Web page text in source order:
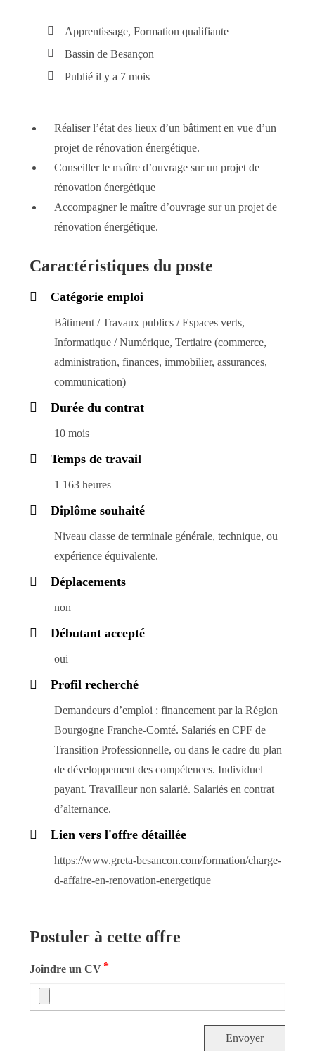
Apprentissage, Formation qualifiante
Bassin de Besançon
Publié il y a 7 mois
Réaliser l’état des lieux d’un bâtiment en vue d’un
projet de rénovation énergétique.
Conseiller le maître d’ouvrage sur un projet de
rénovation énergétique
Accompagner le maître d’ouvrage sur un projet de
rénovation énergétique.
Caractéristiques du poste
Catégorie emploi
Bâtiment / Travaux publics / Espaces verts,
Informatique / Numérique, Tertiaire (commerce,
administration, finances, immobilier, assurances,
communication)
Durée du contrat
10 mois
Temps de travail
1 163 heures
Diplôme souhaité
Niveau classe de terminale générale, technique, ou
expérience équivalente.
Déplacements
non
Débutant accepté
oui
Profil recherché
Demandeurs d’emploi : financement par la Région
Bourgogne Franche-Comté. Salariés en CPF de
Transition Professionnelle, ou dans le cadre du plan
de développement des compétences. Individuel
payant. Travailleur non salarié. Salariés en contrat
d’alternance.
Lien vers l'offre détaillée
https://www.greta-besancon.com/formation/charge-
d-affaire-en-renovation-energetique
Postuler à cette offre
Joindre un CV *
Envoyer